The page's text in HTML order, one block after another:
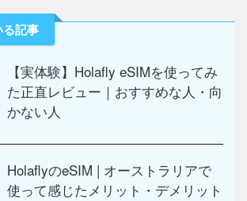
る記事
【実体験】Holafly eSIMを使ってみ
た正直レビュー｜おすすめな人・向
かない人
HolaflyのeSIM | オーストラリアで
使って感じたメリット・デメリット